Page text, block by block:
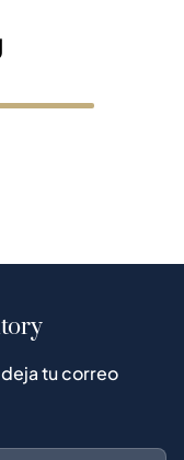
tu correo